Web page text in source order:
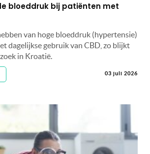
bloeddruk bij patiënten met
van hoge bloeddruk (hypertensie)
dagelijkse gebruik van CBD, zo blijkt
in Kroatië.
03 juli 2026